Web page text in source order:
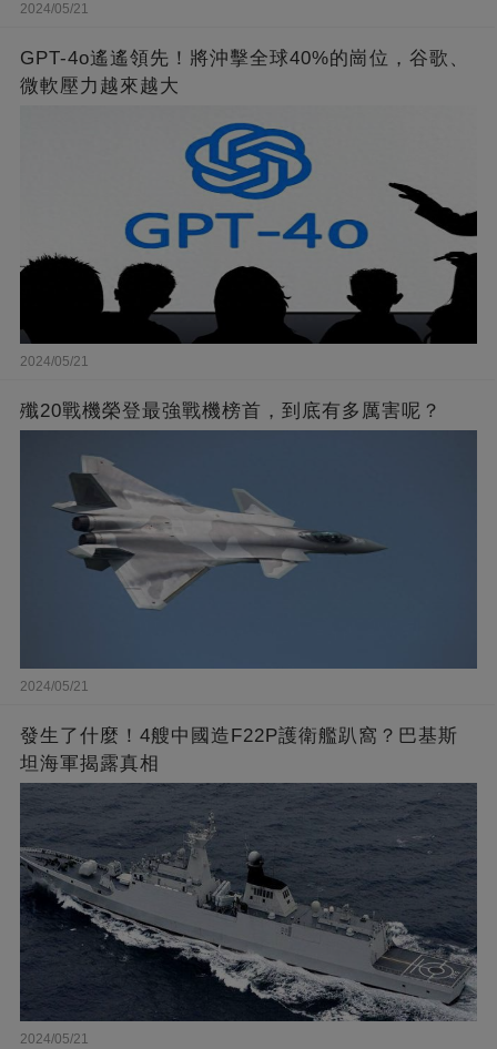
2024/05/21
GPT-4o遙遙領先！將沖擊全球40%的崗位，谷歌、
微軟壓力越來越大
2024/05/21
殲20戰機榮登最強戰機榜首，到底有多厲害呢？
2024/05/21
發生了什麼！4艘中國造F22P護衛艦趴窩？巴基斯
坦海軍揭露真相
2024/05/21